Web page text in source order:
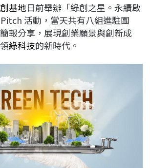
a
d
s
e
d
I
n
L
i
n
k
基地日前舉辦「綠創之星。永續啟
Pitch 活動，當天共有八組進駐團
報分享，展現創業願景與創新成
綠科技的新時代。